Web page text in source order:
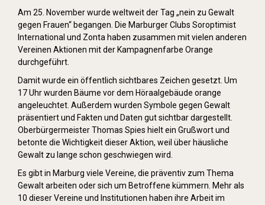
Am 25. November wurde weltweit der Tag „nein zu Gewalt
gegen Frauen“ begangen. Die Marburger Clubs Soroptimist
International und Zonta haben zusammen mit vielen anderen
Vereinen Aktionen mit der Kampagnenfarbe Orange
durchgeführt.
Damit wurde ein öffentlich sichtbares Zeichen gesetzt. Um
17 Uhr wurden Bäume vor dem Höraalgebäude orange
angeleuchtet. Außerdem wurden Symbole gegen Gewalt
präsentiert und Fakten und Daten gut sichtbar dargestellt.
Oberbürgermeister Thomas Spies hielt ein Grußwort und
betonte die Wichtigkeit dieser Aktion, weil über häusliche
Gewalt zu lange schon geschwiegen wird.
Es gibt in Marburg viele Vereine, die präventiv zum Thema
Gewalt arbeiten oder sich um Betroffene kümmern. Mehr als
10 dieser Vereine und Institutionen haben ihre Arbeit im